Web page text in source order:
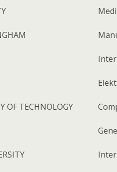
OF TECHNOLOGY